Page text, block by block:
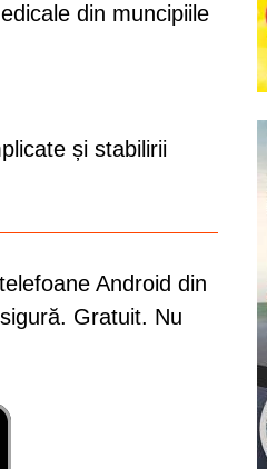
din muncipiile
și stabilirii
Android din
Gratuit. Nu